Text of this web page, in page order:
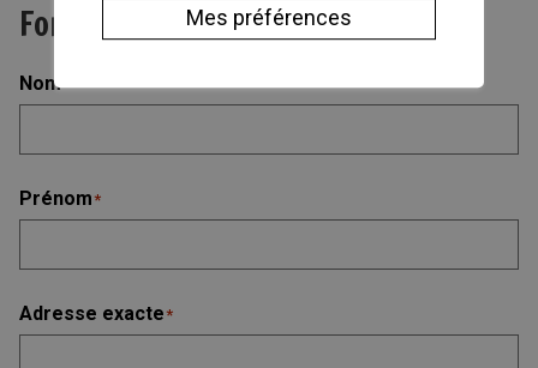
Formulaire d’adhésion pompier
Nom*
Prénom*
Adresse exacte*
Mes préférences